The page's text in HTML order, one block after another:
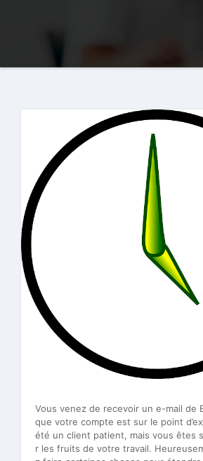
Vous venez de recevoir un e-mail de
que votre compte est sur le point
été un client patient, mais vous êtes
r les fruits de votre travail.